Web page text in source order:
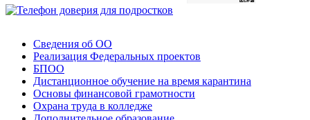
Сведения об ОО
Реализация Федеральных проектов
БПОО
Дистанционное обучение на время карантина
Основы финансовой грамотности
Охрана труда в колледже